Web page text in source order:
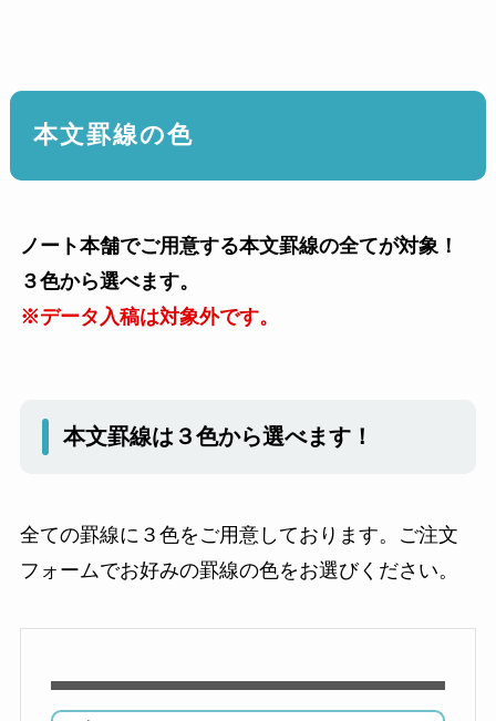
本文罫線の色
ノート本舗でご用意する本文罫線の全てが対象！
３色から選べます。
※データ入稿は対象外です。
本文罫線は３色から選べます！
全ての罫線に３色をご用意しております。ご注文
フォームでお好みの罫線の色をお選びください。